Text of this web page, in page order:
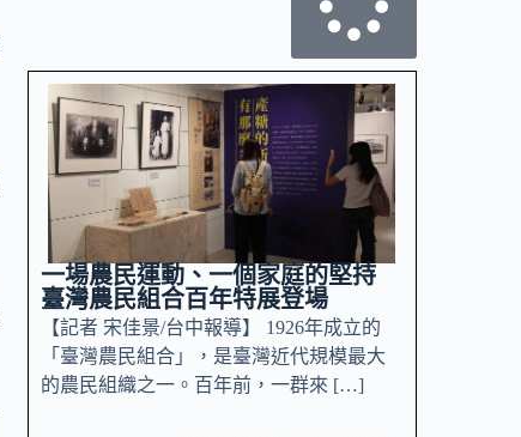
一場農民運動、一個家庭的堅持
臺灣農民組合百年特展登場
【記者 宋佳景/台中報導】 1926年成立的
「臺灣農民組合」，是臺灣近代規模最大
的農民組織之一。百年前，一群來 […]